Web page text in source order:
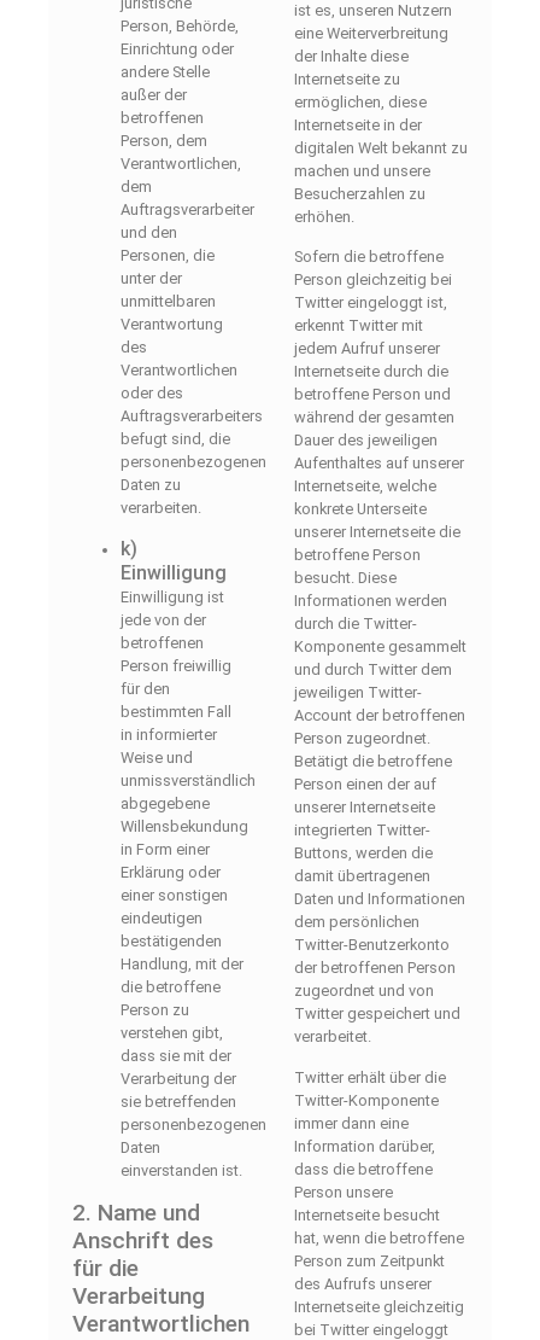
Person, Behörde,
Einrichtung oder
andere Stelle
außer der
betroffenen
Person, dem
Verantwortlichen,
dem
Auftragsverarbeiter
und den
Personen, die
unter der
unmittelbaren
Verantwortung
des
Verantwortlichen
oder des
Auftragsverarbeiters
befugt sind, die
personenbezogenen
Daten zu
verarbeiten.
k)
Einwilligung
Einwilligung ist
jede von der
betroffenen
Person freiwillig
für den
bestimmten Fall
in informierter
Weise und
unmissverständlich
abgegebene
Willensbekundung
in Form einer
Erklärung oder
einer sonstigen
eindeutigen
bestätigenden
Handlung, mit der
die betroffene
Person zu
verstehen gibt,
dass sie mit der
Verarbeitung der
sie betreffenden
personenbezogenen
Daten
einverstanden ist.
2. Name und
Anschrift des
für die
Verarbeitung
Verantwortlichen
ist es, unseren Nutzern
eine Weiterverbreitung
der Inhalte diese
Internetseite zu
ermöglichen, diese
Internetseite in der
digitalen Welt bekannt zu
machen und unsere
Besucherzahlen zu
erhöhen.
Sofern die betroffene
Person gleichzeitig bei
Twitter eingeloggt ist,
erkennt Twitter mit
jedem Aufruf unserer
Internetseite durch die
betroffene Person und
während der gesamten
Dauer des jeweiligen
Aufenthaltes auf unserer
Internetseite, welche
konkrete Unterseite
unserer Internetseite die
betroffene Person
besucht. Diese
Informationen werden
durch die Twitter-
Komponente gesammelt
und durch Twitter dem
jeweiligen Twitter-
Account der betroffenen
Person zugeordnet.
Betätigt die betroffene
Person einen der auf
unserer Internetseite
integrierten Twitter-
Buttons, werden die
damit übertragenen
Daten und Informationen
dem persönlichen
Twitter-Benutzerkonto
der betroffenen Person
zugeordnet und von
Twitter gespeichert und
verarbeitet.
Twitter erhält über die
Twitter-Komponente
immer dann eine
Information darüber,
dass die betroffene
Person unsere
Internetseite besucht
hat, wenn die betroffene
Person zum Zeitpunkt
des Aufrufs unserer
Internetseite gleichzeitig
bei Twitter eingeloggt